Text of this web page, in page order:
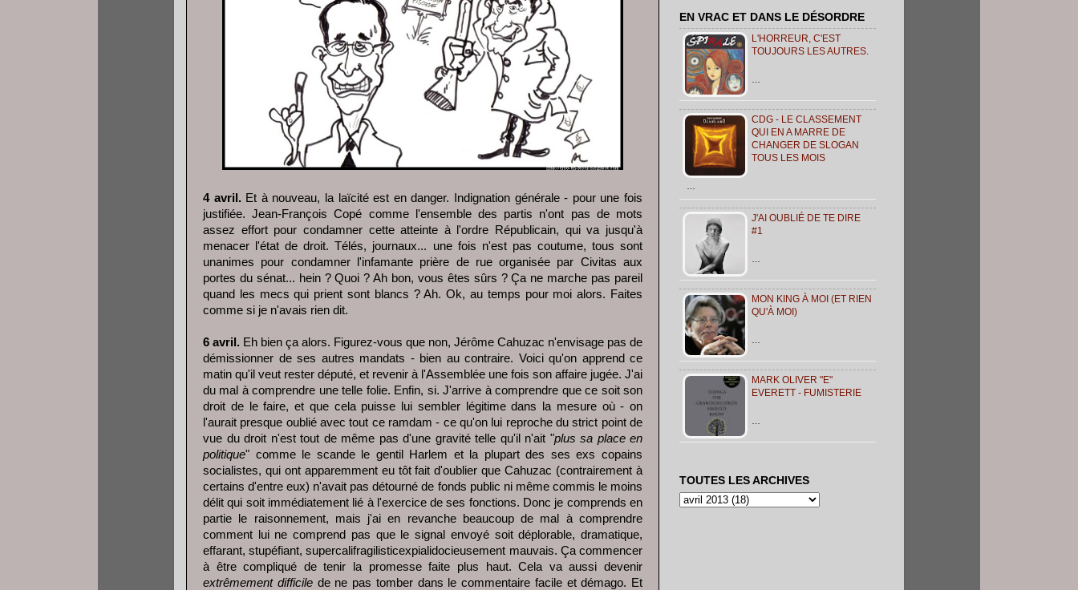
4 avril.Et à nouveau, la laïcité est en danger. Indignation générale - pour une fois
justifiée. Jean-François Copé comme l'ensemble des partis n'ont pas de mots
assez effort pour condamner cette atteinte à l'ordre Républicain, qui va jusqu'à
menacer l'état de droit. Télés, journaux... une fois n'est pas coutume, tous sont
unanimes pour condamner l'infamante prière de rue organisée par Civitas aux
portes du sénat... hein ? Quoi ? Ah bon, vous êtes sûrs ? Ça ne marche pas pareil
quand les mecs qui prient sont blancs ? Ah. Ok, au temps pour moi alors. Faites
comme si je n'avais rien dit.
6 avril. Eh bien ça alors. Figurez-vous que non, Jérôme Cahuzac n'envisage pas de
démissionner de ses autres mandats - bien au contraire. Voici qu'on apprend ce
matin qu'il veut rester député, et revenir à l'Assemblée une fois son affaire jugée. J'ai
du mal à comprendre une telle folie. Enfin, si. J'arrive à comprendre que ce soit son
droit de le faire, et que cela puisse lui sembler légitime dans la mesure où - on
l'aurait presque oublié avec tout ce ramdam - ce qu'on lui reproche du strict point de
vue du droit n'est tout de même pas d'une gravité telle qu'il n'ait "plus sa place en
politique" comme le scande le gentil Harlem et la plupart des ses exs copains
socialistes, qui ont apparemment eu tôt fait d'oublier que Cahuzac (contrairement à
certains d'entre eux) n'avait pas détourné de fonds public ni même commis le moins
délit qui soit immédiatement lié à l'exercice de ses fonctions. Donc je comprends en
partie le raisonnement, mais j'ai en revanche beaucoup de mal à comprendre
comment lui ne comprend pas que le signal envoyé soit déplorable, dramatique,
effarant, stupéfiant, supercalifragilisticexpialidocieusement mauvais. Ça commencer
à être compliqué de tenir la promesse faite plus haut. Cela va aussi devenir
extrêmement difficilede ne pas tomber dans le commentaire facile et démago. Et
EN VRAC ET DANS LE DÉSORDRE
L'HORREUR, C'EST
TOUJOURS LES AUTRES.
CDG - LE CLASSEMENT
QUI EN A MARRE DE
CHANGER DE SLOGAN
TOUS LES MOIS
J'AI OUBLIÉ DE TE DIRE
#1
MON KING À MOI (ET RIEN
QU'À MOI)
MARK OLIVER "E"
EVERETT - FUMISTERIE
TOUTES LES ARCHIVES